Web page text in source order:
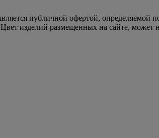
публичной офертой,
изделий размещенных на сайте, может